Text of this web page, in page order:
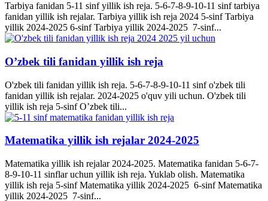
Tarbiya fanidan 5-11 sinf yillik ish reja. 5-6-7-8-9-10-11 sinf tarbiya
fanidan yillik ish rejalar. Tarbiya yillik ish reja 2024 5-sinf Tarbiya
yillik 2024-2025 6-sinf Tarbiya yillik 2024-2025 7-sinf...
O’zbek tili fanidan yillik ish reja
O'zbek tili fanidan yillik ish reja. 5-6-7-8-9-10-11 sinf o'zbek tili
fanidan yillik ish rejalar. 2024-2025 o'quv yili uchun. O'zbek tili
yillik ish reja 5-sinf O’zbek tili...
Matematika yillik ish rejalar 2024-2025
Matematika yillik ish rejalar 2024-2025. Matematika fanidan 5-6-7-
8-9-10-11 sinflar uchun yillik ish reja. Yuklab olish. Matematika
yillik ish reja 5-sinf Matematika yillik 2024-2025 6-sinf Matematika
yillik 2024-2025 7-sinf...